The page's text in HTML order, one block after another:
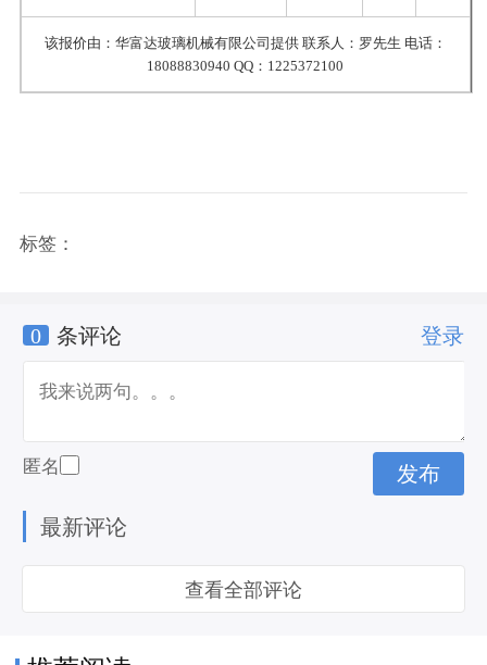
该报价由：华富达玻璃机械有限公司提供 联系人：罗先生 电话：
18088830940 QQ：1225372100
标签：
0 条评论 登录
匿名
最新评论
查看全部评论